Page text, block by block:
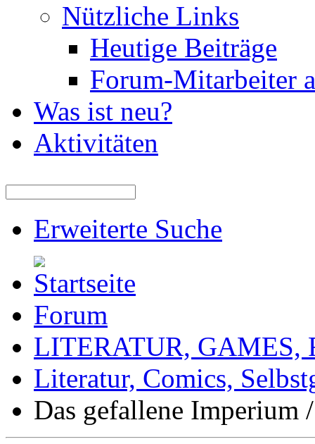
Nützliche Links
Heutige Beiträge
Forum-Mitarbeiter
Was ist neu?
Aktivitäten
Erweiterte Suche
Forum
LITERATUR, GAMES,
Literatur, Comics,
Das gefallene Imperium